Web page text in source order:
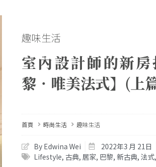
趣味生活
室內設計師的新
黎‧唯美法式】(上
首頁 時尚生活 趣味生活
By Edwina Wei
2022年3 月 21日
Lifestyle, 古典, 居家, 巴黎, 新古典, 法式,